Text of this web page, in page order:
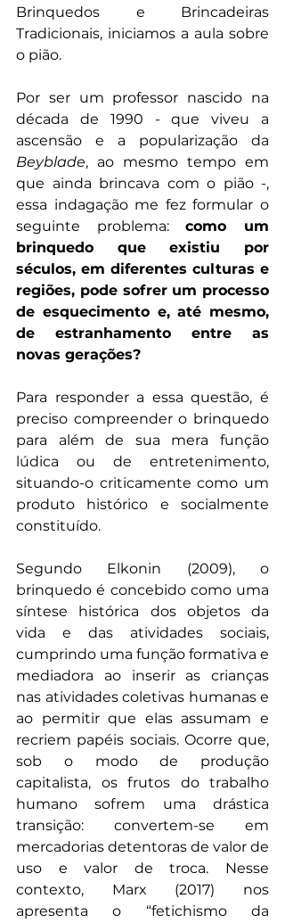
Brinquedos e Brincadeiras
Tradicionais, iniciamos a aula sobre
o pião.
Por ser um professor nascido na
década de 1990 - que viveu a
Beyblade, ao mesmo tempo em
que ainda brincava com o pião -,
essa indagação me fez formular o
seguinte problema: como um
brinquedo que existiu por
séculos, em diferentes culturas e
regiões, pode sofrer um processo
de esquecimento e, até mesmo,
de estranhamento entre as
novas gerações?
Para responder a essa questão, é
preciso compreender o brinquedo
para além de sua mera função
lúdica ou de entretenimento,
situando-o criticamente como um
produto histórico e socialmente
constituído.
Segundo Elkonin (2009), o
brinquedo é concebido como uma
síntese histórica dos objetos da
vida e das atividades sociais,
cumprindo uma função formativa e
mediadora ao inserir as crianças
nas atividades coletivas humanas e
ao permitir que elas assumam e
recriem papéis sociais. Ocorre que,
sob o modo de produção
capitalista, os frutos do trabalho
humano sofrem uma drástica
transição: convertem-se em
mercadorias detentoras de valor de
uso e valor de troca. Nesse
contexto, Marx (2017) nos
apresenta o “fetichismo da